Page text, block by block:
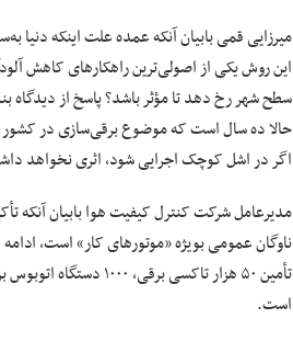
میرزایی قمی بابیان آنکه عمده علت اینکه دنیا
این روش یکی از اصولی‌ترین راهکار‌های کاهش
سطح شهر رخ دهد تا مؤثر باشد؟ پاسخ از دیدگاه
حالا ده سال است که موضوع برقی‌سازی در کشور
اگر در اشل کوچک اجرایی شود، اثری نخواهد
مدیرعامل شرکت کنترل کیفیت هوا بابیان آنکه
ناوگان عمومی بویژه «موتور‌های کار» است،
است.